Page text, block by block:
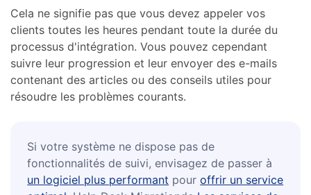
Cela ne signifie pas que vous devez appeler vos
clients toutes les heures pendant toute la durée du
processus d'intégration. Vous pouvez cependant
suivre leur progression et leur envoyer des e-mails
contenant des articles ou des conseils utiles pour
résoudre les problèmes courants.
Si votre système ne dispose pas de
fonctionnalités de suivi, envisagez de passer à
un logiciel plus performant pouroffrir un service